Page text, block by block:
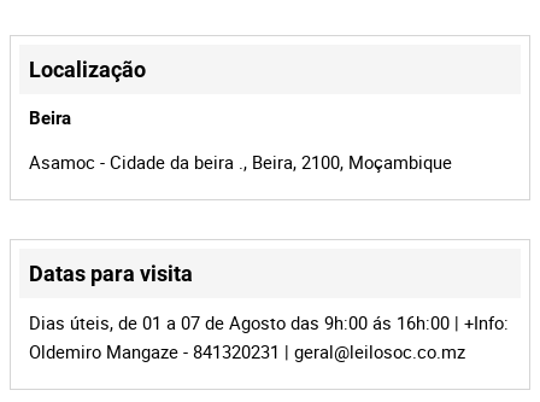
Id do leilão 33948
Id do lote
+
−
Leaflet © OpenStreetMapcontributors
Localização
Beira
Asamoc - Cidade da beira ., Beira, 2100, Moçambique
Datas para visita
Dias úteis, de 01 a 07 de Agosto das 9h:00 ás 16h:00 | +Info:
Oldemiro Mangaze - 841320231 | geral@leilosoc.co.mz